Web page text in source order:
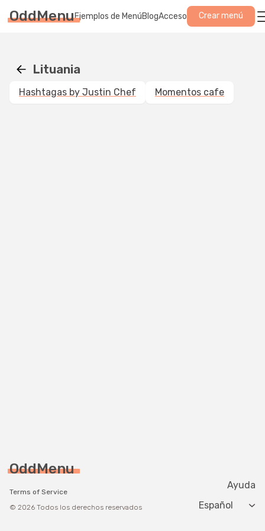
OddMenuEjemplos de MenúBlogAcceso Crear menú
Lituania
Hashtagas by Justin Chef Momentos cafe
OddMenu
Terms of Service
© 2026 Todos los derechos reservados
Ayuda
Change